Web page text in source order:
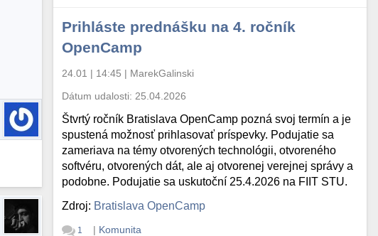
Prihláste prednášku na 4. ročník
OpenCamp
24.01 | 14:45 | MarekGalinski
Dátum udalosti: 25.04.2026
Štvrtý ročník Bratislava OpenCamp pozná svoj termín a je
spustená možnosť prihlasovať príspevky. Podujatie sa
zameriava na témy otvorených technológii, otvoreného
softvéru, otvorených dát, ale aj otvorenej verejnej správy a
podobne. Podujatie sa uskutoční 25.4.2026 na FIIT STU.
Zdroj: Bratislava OpenCamp
1 | Komunita